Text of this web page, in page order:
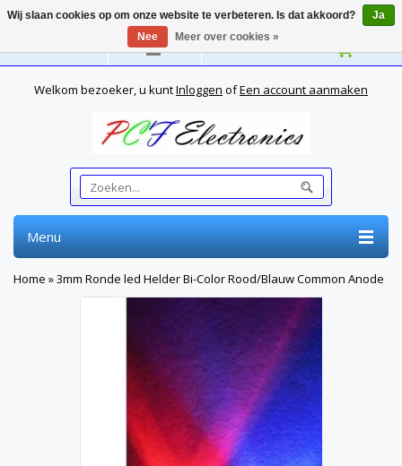
Nederlands
Welkom bezoeker, u kuntInloggen ofEen account aanmaken
Menu
Home »3mm Ronde led Helder Bi-Color Rood/Blauw Common Anode
Wij slaan cookies op om onze website te verbeteren. Is dat akkoord?
Ja
Nee
Meer over cookies »